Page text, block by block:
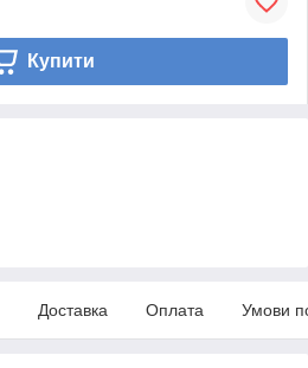
Купити
Доставка Оплата Умови